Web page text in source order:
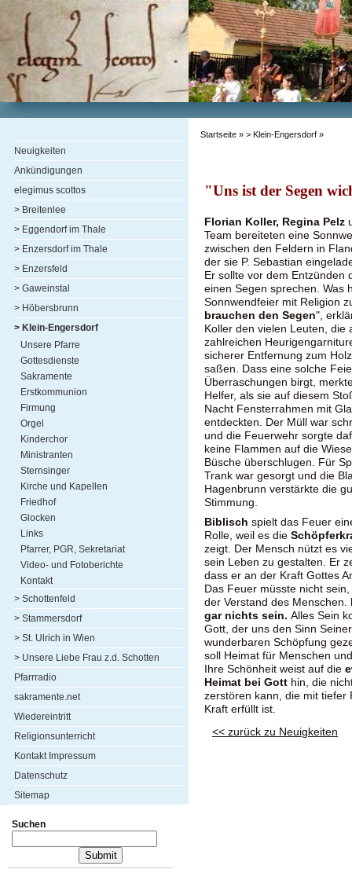
Neuigkeiten
Ankündigungen
elegimus scottos
> Breitenlee
> Eggendorf im Thale
> Enzersdorf im Thale
> Enzersfeld
> Gaweinstal
> Höbersbrunn
> Klein-Engersdorf
Unsere Pfarre
Gottesdienste
Sakramente
Erstkommunion
Firmung
Orgel
Kinderchor
Ministranten
Sternsinger
Kirche und Kapellen
Friedhof
Glocken
Links
Pfarrer, PGR, Sekretariat
Video- und Fotoberichte
Kontakt
> Schottenfeld
> Stammersdorf
> St. Ulrich in Wien
> Unsere Liebe Frau z.d. Schotten
Pfarrradio
sakramente.net
Wiedereintritt
Religionsunterricht
Kontakt Impressum
Datenschutz
Sitemap
Suchen
Startseite » > Klein-Engersdorf »
"Uns ist der Segen
Florian Koller, Regina Pelz
Team bereiteten eine
zwischen den Feldern in
der sie P. Sebastian
Er sollte vor dem Entzünden
einen Segen sprechen. Was
Sonnwendfeier mit Religion
brauchen den Segen",
Koller den vielen Leuten, die
zahlreichen
sicherer Entfernung zum
saßen. Dass eine solche
Überraschungen birgt,
Helfer, als sie auf diesem
Nacht Fensterrahmen mit
entdeckten. Der Müll war
und die Feuerwehr sorgte
keine Flammen auf die
Büsche überschlugen. Für
Trank war gesorgt und die
Hagenbrunn verstärkte die
Stimmung.
Biblisch spielt das Feuer
Rolle, weil es die
zeigt. Der Mensch nützt es
sein Leben zu gestalten. Er
dass er an der Kraft Gottes
Das Feuer müsste nicht
der Verstand des Menschen.
gar nichts sein. Alles Sein
Gott, der uns den Sinn Seiner
wunderbaren Schöpfung
soll Heimat für Menschen
Ihre Schönheit weist auf die
Heimat bei Gott hin, die
zerstören kann, die mit tiefer
Kraft erfüllt ist.
<< zurück zu Neuigkeiten